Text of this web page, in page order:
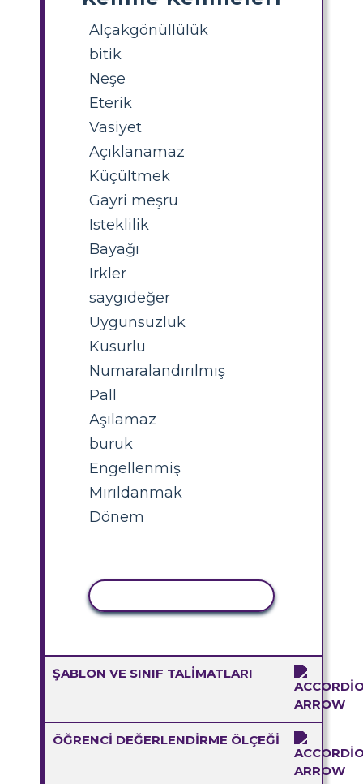
Alçakgönüllülük
bitik
Neşe
Eterik
Vasiyet
Açıklanamaz
Küçültmek
Gayri meşru
Isteklilik
Bayağı
Irkler
saygıdeğer
Uygunsuzluk
Kusurlu
Numaralandırılmış
Pall
Aşılamaz
buruk
Engellenmiş
Mırıldanmak
Dönem
ŞABLON VE SINIF TALIMATLARI
ÖĞRENCI DEĞERLENDIRME ÖLÇEĞI